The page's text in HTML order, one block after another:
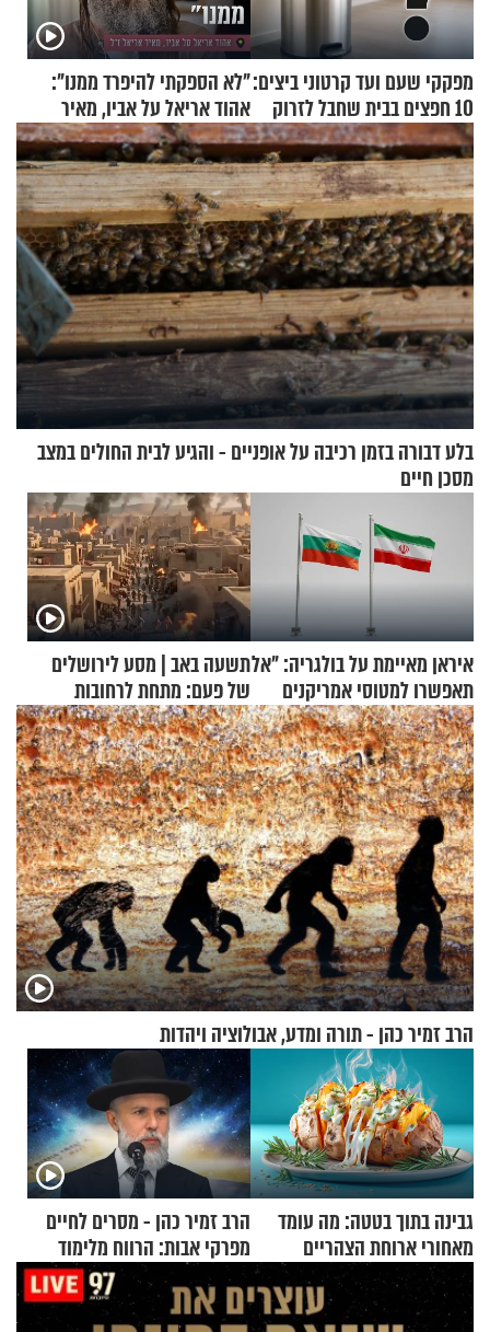
מפקקי שעם ועד קרטוני ביצים:
10 חפצים בבית שחבל לזרוק
לפח
"לא הספקתי להיפרד ממנו":
אהוד אריאל על אביו, מאיר
אריאל ז"ל
בלע דבורה בזמן רכיבה על אופניים - והגיע לבית החולים במצב
מסכן חיים
איראן מאיימת על בולגריה: "אל
תאפשרו למטוסי אמריקנים
להמריא מהשטח שלכם"
תשעה באב | מסע לירושלים
של פעם: מתחת לרחובות
ירושלים
הרב זמיר כהן - תורה ומדע, אבולוציה ויהדות
גבינה בתוך בטטה: מה עומד
מאחורי ארוחת הצהריים
שכבשה את הרשת?
הרב זמיר כהן - מסרים לחיים
מפרקי אבות: הרווח מלימוד
התורה